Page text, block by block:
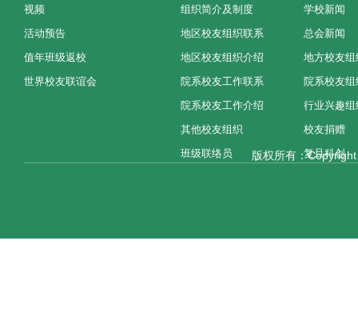
视频
活动预告
值年班级返校
世界校友联谊会
组织简介及制度
地区校友组织联系
地区校友组织介绍
院系校友工作联系
院系校友工作介绍
其他校友组织
班级联络员
学校新闻
总会新闻
地方校友组
院系校友组
行业兴趣组
校友捐赠
复旦科创
版权所有：